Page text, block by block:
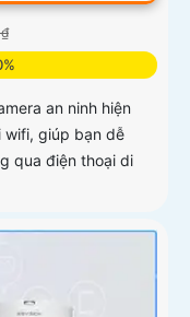
an ninh hiện
wifi, giúp bạn dễ
qua điện thoại di